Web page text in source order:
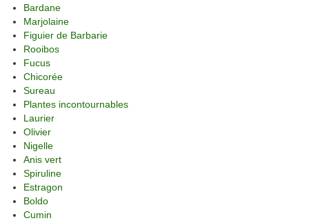
Bardane
Marjolaine
Figuier de Barbarie
Rooibos
Fucus
Chicorée
Sureau
Plantes incontournables
Laurier
Olivier
Nigelle
Anis vert
Spiruline
Estragon
Boldo
Cumin